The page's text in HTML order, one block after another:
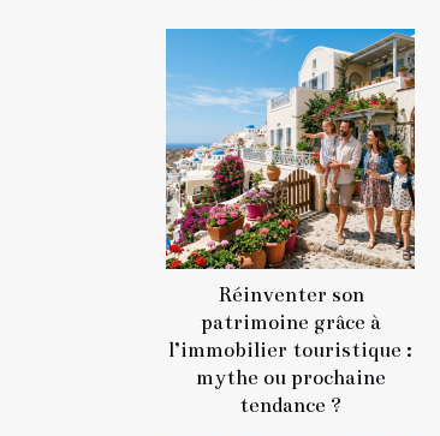
Réinventer son
patrimoine grâce à
l’immobilier touristique :
mythe ou prochaine
tendance ?